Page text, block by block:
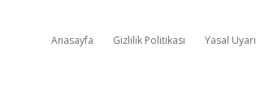
Anasayfa Gizlilik Politikası Yasal Uyarı